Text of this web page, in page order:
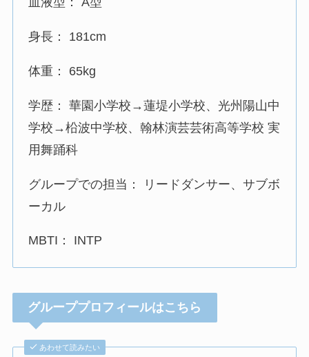
身長： 181cm
体重： 65kg
学歴： 華園小学校→蓮堤小学校、光州陽山中
学校→柗波中学校、翰林演芸芸術高等学校 実
用舞踊科
グループでの担当： リードダンサー、サブボ
ーカル
MBTI： INTP
グループプロフィールはこちら
あわせて読みたい